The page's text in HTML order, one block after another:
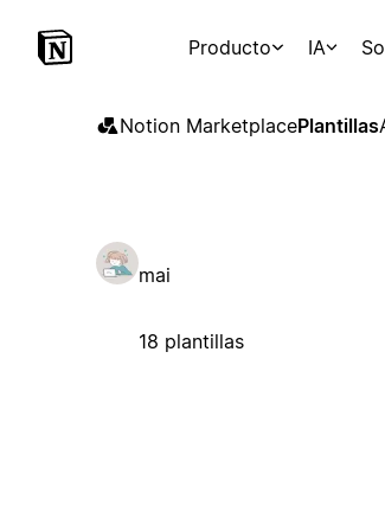
Producto IA
Notion MarketplacePlantillas
mai
18 plantillas